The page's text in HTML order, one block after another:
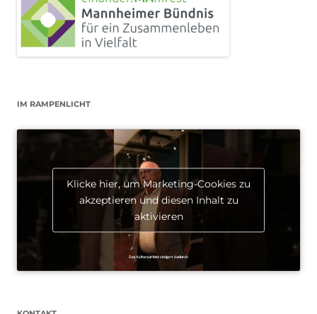
IM RAMPENLICHT
Klicke hier, um Marketing-Cookies zu
akzeptieren und diesen Inhalt zu
aktivieren